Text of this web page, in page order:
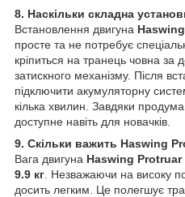
8. Наскільки складна
Встановлення двигуна
просте та не потребує
кріпиться на транець човна за
затискного механізму. Після
підключити акумуляторну
кілька хвилин. Завдяки
доступне навіть для новачків.
9. Скільки важить Haswing
Вага двигуна Haswing Protruar
9.9 кг . Незважаючи на високу
досить легким. Це полегшує